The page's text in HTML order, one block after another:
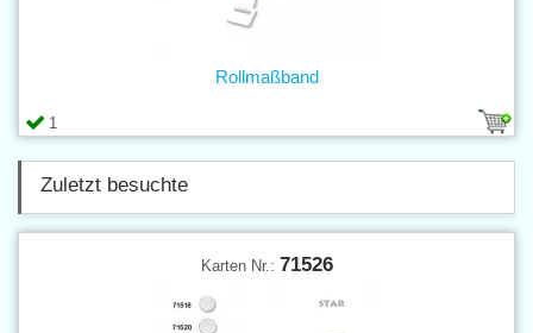
1
Rollmaßband
Zuletzt besuchte
Karten Nr.: 71526